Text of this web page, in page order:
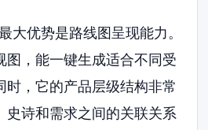
大优势是路线图呈现能力。
图，能一键生成适合不同受
时，它的产品层级结构非常
史诗和需求之间的关联关系